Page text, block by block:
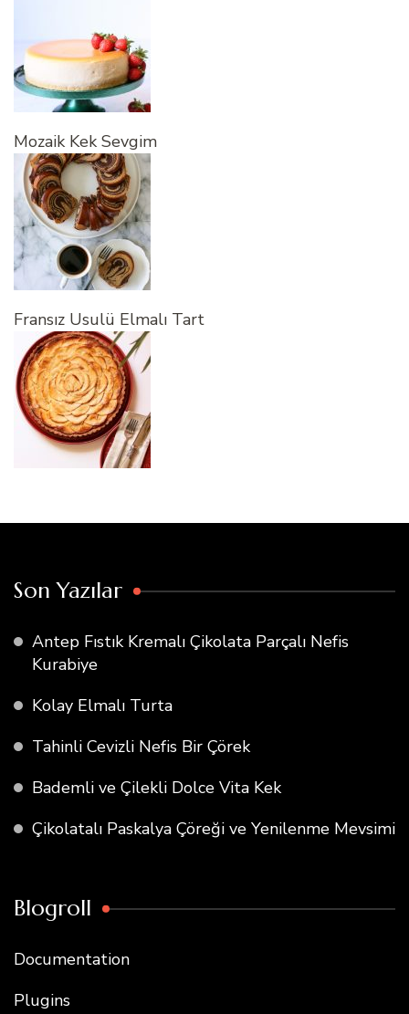
Mozaik Kek Sevgim
Fransız Usulü Elmalı Tart
Son Yazılar
Antep Fıstık Kremalı Çikolata Parçalı Nefis
Kurabiye
Kolay Elmalı Turta
Tahinli Cevizli Nefis Bir Çörek
Bademli ve Çilekli Dolce Vita Kek
Çikolatalı Paskalya Çöreği ve Yenilenme Mevsimi
Blogroll
Documentation
Plugins